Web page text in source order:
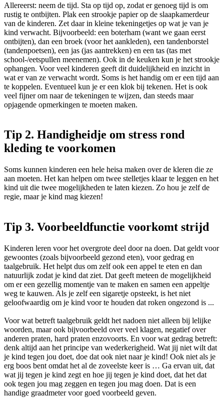
Allereerst: neem de tijd. Sta op tijd op, zodat er genoeg tijd is om
rustig te ontbijten. Plak een strookje papier op de slaapkamerdeur
van de kinderen. Zet daar in kleine tekeningetjes op wat je van je
kind verwacht. Bijvoorbeeld: een boterham (want we gaan eerst
ontbijten), dan een broek (voor het aankleden), een tandenborstel
(tandenpoetsen), een jas (jas aantrekken) en een tas (tas met
school-/eetspullen meenemen). Ook in de keuken kun je het strookje
ophangen. Voor veel kinderen geeft dit duidelijkheid en inzicht in
wat er van ze verwacht wordt. Soms is het handig om er een tijd aan
te koppelen. Eventueel kun je er een klok bij tekenen. Het is ook
veel fijner om naar de tekeningen te wijzen, dan steeds maar
opjagende opmerkingen te moeten maken.
Tip 2. Handigheidje om stress rond
kleding te voorkomen
Soms kunnen kinderen een hele heisa maken over de kleren die ze
aan moeten. Het kan helpen om twee stelletjes klaar te leggen en het
kind uit die twee mogelijkheden te laten kiezen. Zo hou je zelf de
regie, maar je kind mag kiezen!
Tip 3. Voorbeeldfunctie voorkomt strijd
Kinderen leren voor het overgrote deel door na doen. Dat geldt voor
gewoontes (zoals bijvoorbeeld gezond eten), voor gedrag en
taalgebruik. Het helpt dus om zelf ook een appel te eten en dan
natuurlijk zodat je kind dat ziet. Dat geeft meteen de mogelijkheid
om er een gezellig momentje van te maken en samen een appeltje
weg te kauwen. Als je zelf een sigaretje opsteekt, is het niet
geloofwaardig om je kind voor te houden dat roken ongezond is ...
Voor wat betreft taalgebruik geldt het nadoen niet alleen bij lelijke
woorden, maar ook bijvoorbeeld over veel klagen, negatief over
anderen praten, hard praten enzovoorts. En voor wat gedrag betreft:
denk altijd aan het principe van wederkerigheid. Wat jij niet wilt dat
je kind tegen jou doet, doe dat ook niet naar je kind! Ook niet als je
erg boos bent omdat het al de zoveelste keer is … Ga ervan uit, dat
wat jij tegen je kind zegt en hoe jij tegen je kind doet, dat het dat
ook tegen jou mag zeggen en tegen jou mag doen. Dat is een
handige graadmeter voor goed voorbeeld geven.